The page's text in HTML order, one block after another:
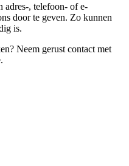
adres-, telefoon- of e-
door te geven. Zo kunnen
is.
Neem gerust contact met